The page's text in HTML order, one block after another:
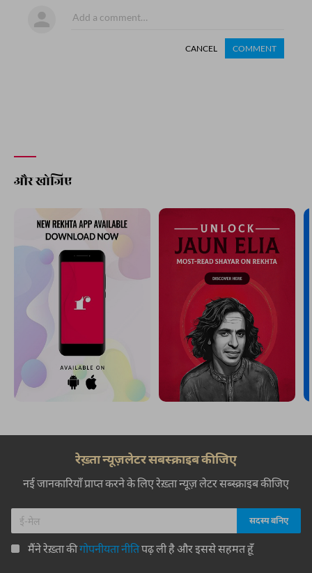
CANCEL COMMENT
और खोजिए
रेख़्ता न्यूज़लेटर सबस्क्राइब कीजिए
नई जानकारियाँ प्राप्त करने के लिए रेख़्ता न्यूज़ लेटर सब्स्क्राइब कीजिए
मैंने रेख़्ता कीगोपनीयता नीतिपढ़ ली है और इससे सहमत हूँ